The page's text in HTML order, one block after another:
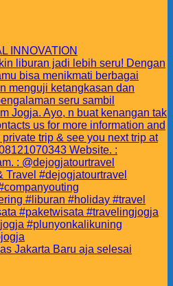
Jakarta Baru aja selesai